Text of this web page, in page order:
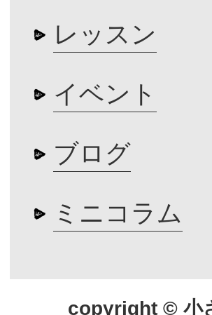
レッスン
イベント
ブログ
ミニコラム
copyright © 小